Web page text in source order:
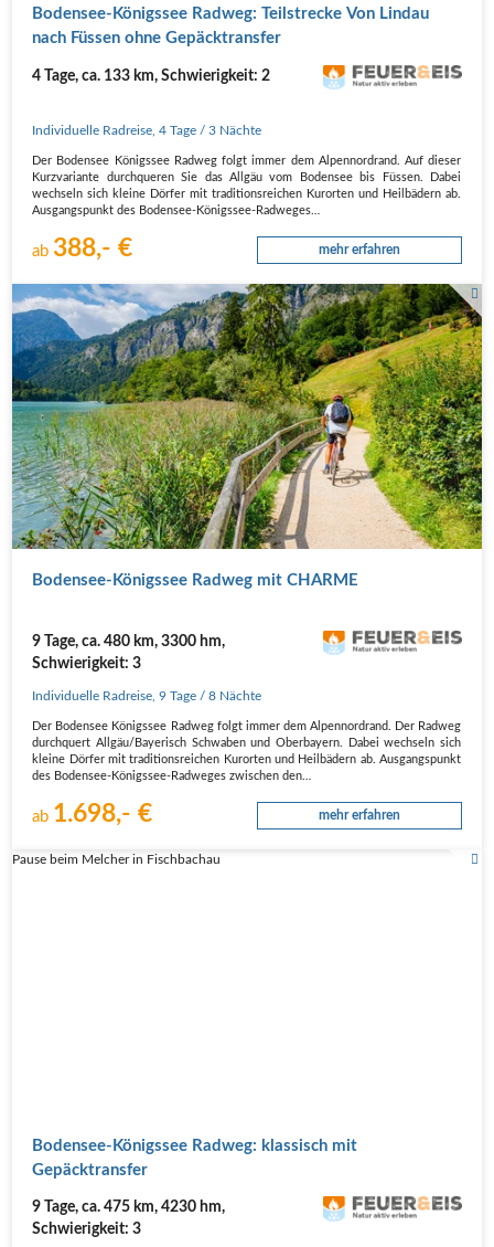
Boden­see-Königs­see Rad­weg: Teil­stre­cke Von Lin­dau
nach Füs­sen ohne Gepäcktransfer
4 Tage, ca. 133 km, Schwierigkeit: 2
Individuelle Radreise ,4 Tage / 3 Nächte
Der Boden­see Königs­see Rad­weg folgt immer dem Alpen­nord­rand. Auf die­ser
Kurz­va­ri­an­te durch­que­ren Sie das All­gäu vom Boden­see bis Füs­sen. Dabei
wech­seln sich klei­ne Dör­fer mit tra­di­ti­ons­rei­chen Kur­or­ten und Heil­bä­dern ab.
Aus­gangs­punkt des Boden­see-Königs­see-Rad­we­ges…
ab 388,- € mehr erfahren
Radfahren am Thumsee bei Berchtesgaden
Boden­see-Königs­see Rad­weg mit CHARME
9 Tage, ca. 480 km, 3300 hm,
Schwierigkeit: 3
Individuelle Radreise,9 Tage/ 8 Nächte
Der Boden­see Königs­see Rad­weg folgt immer dem Alpen­nord­rand. Der Rad­weg
durch­quert Allgäu/Bayerisch Schwa­ben und Ober­bay­ern. Dabei wech­seln sich
klei­ne Dör­fer mit tra­di­ti­ons­rei­chen Kur­or­ten und Heil­bä­dern ab. Aus­gangs­punkt
des Boden­see-Königs­see-Rad­we­ges zwi­schen den…
ab 1.698,- € mehr erfahren
Pause beim Melcher in Fischbachau
Boden­see-Königs­see Rad­weg: klas­sisch mit
Gepäcktransfer
9 Tage, ca. 475 km, 4230 hm,
Schwierigkeit: 3